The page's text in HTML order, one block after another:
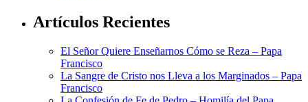
Artículos Recientes
El Señor Quiere Enseñarnos Cómo se Reza – Papa
Francisco
La Sangre de Cristo nos Lleva a los Marginados – Papa
Francisco